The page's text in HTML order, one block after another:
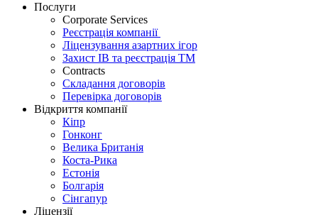
Послуги
Corporate Services
Реєстрація компанії
Ліцензування азартних ігор
Захист ІВ та реєстрація ТМ
Contracts
Складання договорів
Перевірка договорів
Відкриття компанії
Кіпр
Гонконг
Велика Британія
Коста-Рика
Естонія
Болгарія
Сінгапур
Ліцензії